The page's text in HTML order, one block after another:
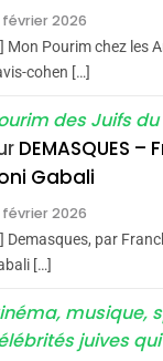
Boy
SOUVENIRS
2025,
février 2026
Mon Pourim chez les
cohen […]
des Juifs du
DEMASQUES
Gabali
février 2026
Demasques, par
[…]
musique,
juives